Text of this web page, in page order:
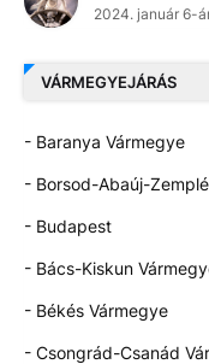
2024. január 6-
VÁRMEGYEJÁRÁS
- Baranya Vármegye
- Borsod-Abaúj-
- Budapest
- Bács-Kiskun
- Békés Vármegye
- Csongrád-Csanád